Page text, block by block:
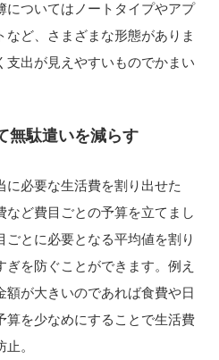
についてはノートタイプやアプ
など、さまざまな形態がありま
支出が見えやすいものでかまい
無駄遣いを減らす
必要な生活費を割り出せた
など費目ごとの予算を立てまし
ごとに必要となる平均値を割り
を防ぐことができます。例え
額が大きいのであれば食費や日
算を少なめにすることで生活費
。